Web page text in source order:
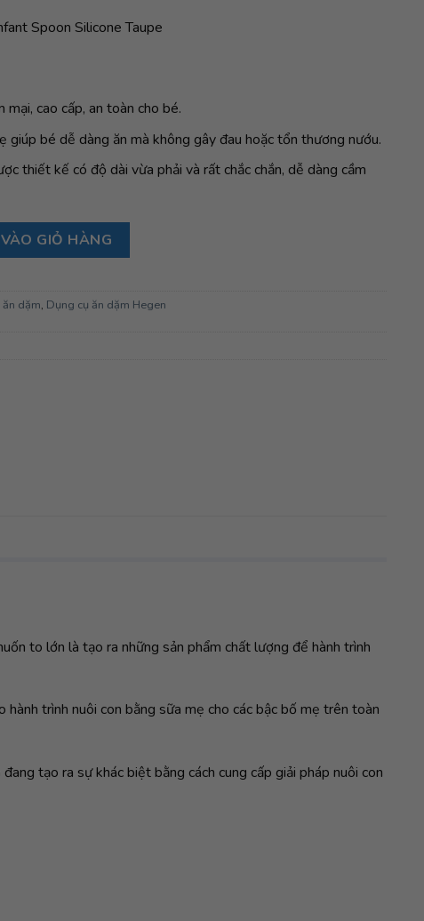
Spoon Silicone Taupe
cao cấp, an toàn cho bé.
giúp bé dễ dàng ăn mà không gây đau hoặc tổn thương nướu.
thiết kế có độ dài vừa phải và rất chắc chắn, dễ dàng cầm
Spoon Silicone Taupe số lượng
GIỎ HÀNG
dặm, Dụng cụ ăn dặm Hegen
to lớn là tạo ra những sản phẩm chất lượng để hành trình
trình nuôi con bằng sữa mẹ cho các bậc bố mẹ trên toàn
tạo ra sự khác biệt bằng cách cung cấp giải pháp nuôi con